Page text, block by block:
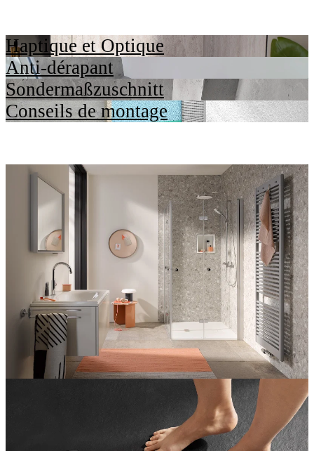
Haptique et Optique
Anti-dérapant
Sondermaßzuschnitt
Conseils de montage